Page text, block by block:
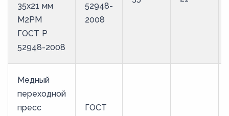
35х21 мм
М2РМ
ГОСТ Р
52948-2008
52948-
2008
Медный
переходной
пресс
ГОСТ